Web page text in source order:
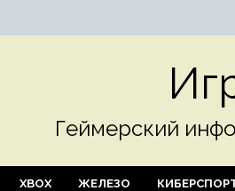
Геймерский
XBOX ЖЕЛЕЗО